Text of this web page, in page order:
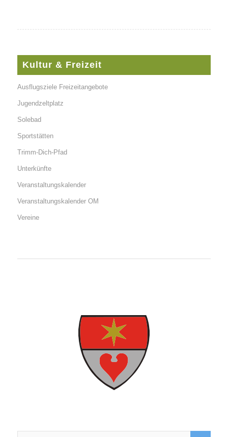
Kultur & Freizeit
Ausflugsziele Freizeitangebote
Jugendzeltplatz
Solebad
Sportstätten
Trimm-Dich-Pfad
Unterkünfte
Veranstaltungskalender
Veranstaltungskalender OM
Vereine